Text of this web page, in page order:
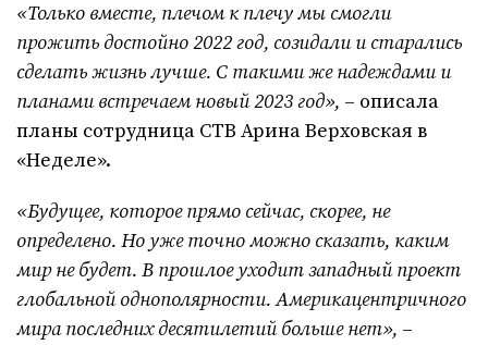
«Только вместе, плечом к плечу мы смогли
прожить достойно 2022 год, созидали и старались
сделать жизнь лучше. С такими же надеждами и
планами встречаем новый 2023 год», – описала
планы сотрудница СТВ Арина Верховская в
«Неделе».
«Будущее, которое прямо сейчас, скорее, не
определено. Но уже точно можно сказать, каким
мир не будет. В прошлое уходит западный проект
глобальной однополярности. Америкацентричного
мира последних десятилетий больше нет», –